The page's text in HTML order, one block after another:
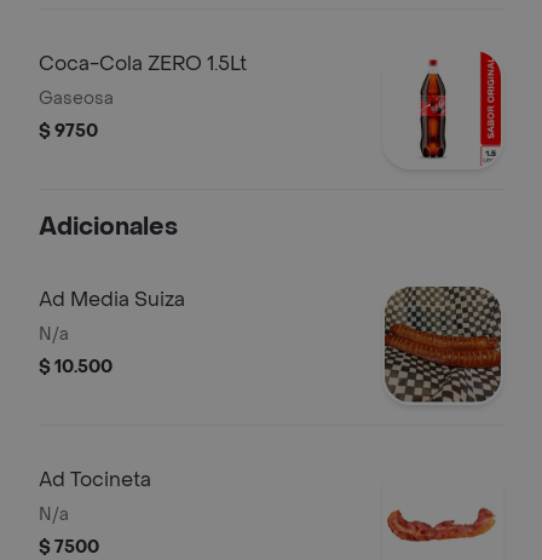
Coca-Cola ZERO 1.5Lt
Gaseosa
$ 9750
Adicionales
Ad Media Suiza
N/a
$ 10.500
Ad Tocineta
N/a
$ 7500